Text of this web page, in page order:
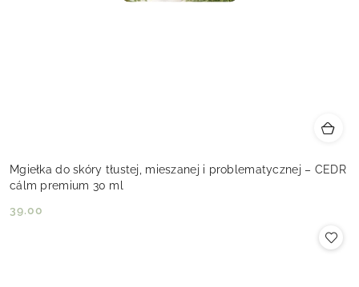
Mgiełka do skóry tłustej, mieszanej i problematycznej – CEDR
cálm premium 30 ml
Cena:
39.00